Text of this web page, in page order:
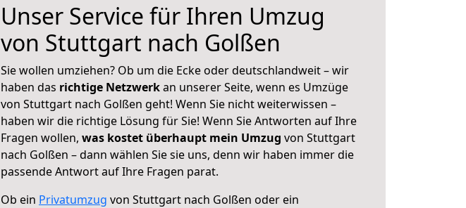
Unser Service für Ihren Umzug
von Stuttgart nach Golßen
Sie wollen umziehen? Ob um die Ecke oder deutschlandweit – wir
haben das richtige Netzwerkan unserer Seite, wenn es Umzüge
von Stuttgart nach Golßen geht! Wenn Sie nicht weiterwissen –
haben wir die richtige Lösung für Sie! Wenn Sie Antworten auf Ihre
Fragen wollen, was kostet überhaupt mein Umzug von Stuttgart
nach Golßen – dann wählen Sie sie uns, denn wir haben immer die
passende Antwort auf Ihre Fragen parat.
Ob ein Privatumzug von Stuttgart nach Golßen oder ein